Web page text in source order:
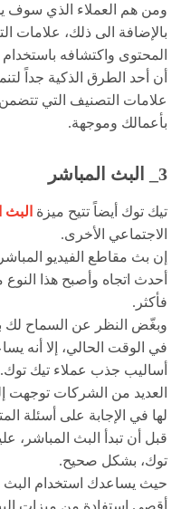
ومن هم العملاء الذي سوف
بالإضافة الى ذلك، علامات
المحتوى واكتشافه
أن أحد الطرق الذكية جداً
علامات التصنيف التي
بأعمالك وموجهة.
3_ البث المباشر
تيك توك أيضاً تتيح ميزة البث
الاجتماعي الأخرى.
أحدث اتجاه وأصبح هذا
فأكثر.
وبغّض النظر عن السماح لك
في الوقت الحالي، إلا أنه
أساليب جذب عملاء تيك توك.
العديد من الشركات توجهت
لها في الإجابة على أسئلة
قبل أن تبدأ البث المباشر،
توك، بشكل صحيح.
حيث يساعدك استخدام البث